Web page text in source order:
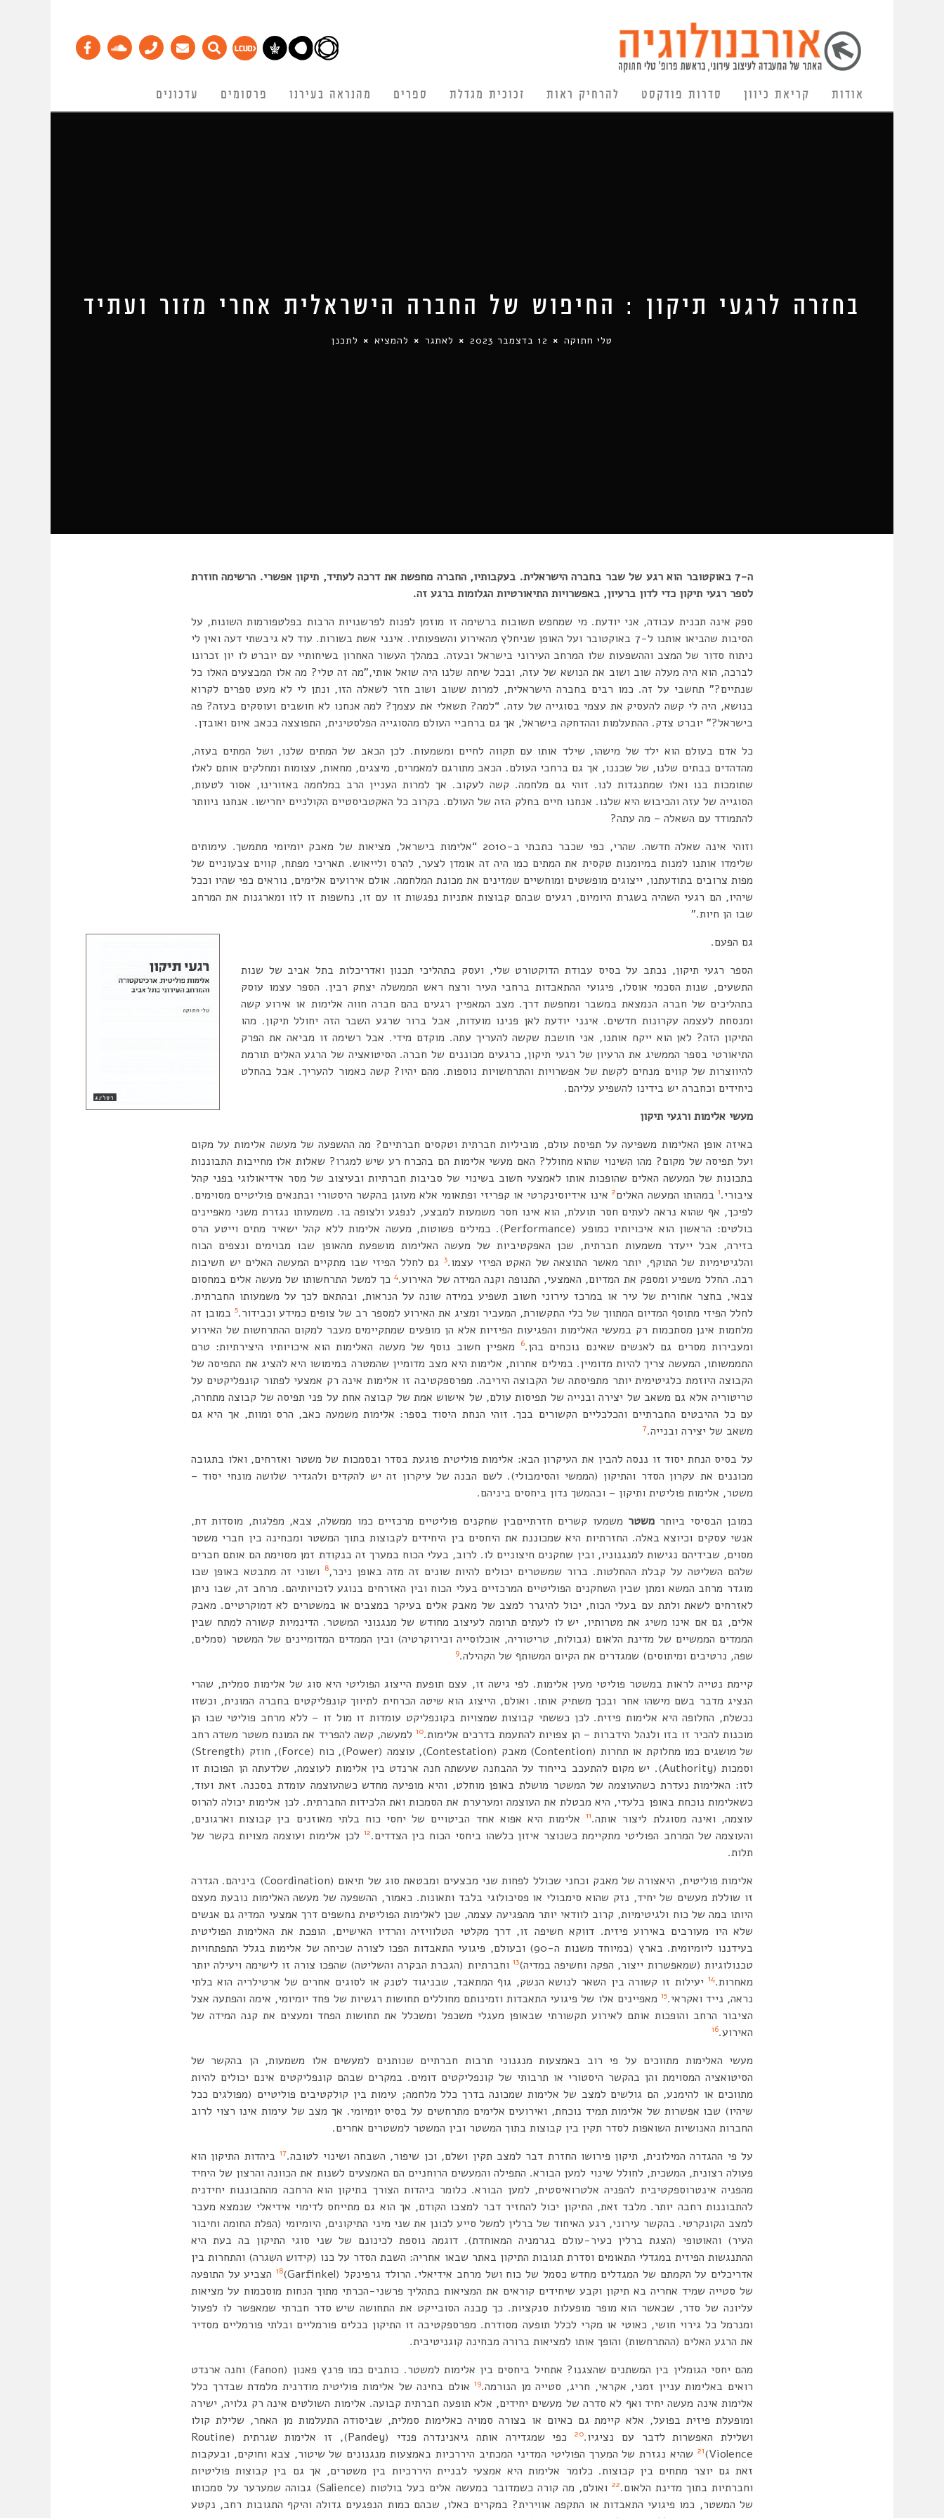
אודות קריאת כיוון סדרות פודקסט להרחיק ראות זכוכית מגדלת ספרים מהנראה בעירנו פרסומים עדכונים
בחזרה לרגעי תיקון : החיפוש של החברה הישראלית אחרי מזור ועתיד
טלי חתוקה 12 בדצמבר 2023 לאתגר להמציא לתכנן
ה-7 באוקטובר הוא רגע של שבר בחברה הישראלית. בעקבותיו, החברה מחפשת את דרכה לעתיד, תיקון אפשרי. הרשימה חוזרת
לספר רגעי תיקון כדי לדון ברעיון, באפשרויות התיאורטיות הגלומות ברגע זה.
ספק אינה תכנית עבודה, אני יודעת. מי שמחפש תשובות ברשימה זו מוזמן לפנות לפרשנויות הרבות בפלטפורמות השונות, על
הסיבות שהביאו אותנו ל-7 באוקטובר ועל האופן שניחלץ מהאירוע והשפעותיו. אינני אשת בשורות. עוד לא גיבשתי דעה ואין לי
ניתוח סדור של המצב וההשפעות שלו המרחב העירוני בישראל ובעזה. במהלך העשור האחרון בשיחותיי עם יוברט לו יון זכרונו
לברכה, הוא היה מעלה שוב ושוב את הנושא של עזה, ובכל שיחה שלנו היה שואל אותי,”מה זה טלי? מה אלו המבצעים האלו כל
שנתיים?” תחשבי על זה. כמו רבים בחברה הישראלית, למרות ששוב ושוב חזר לשאלה הזו, ונתן לי לא מעט ספרים לקרוא
בנושא, היה לי קשה להעסיק את עצמי בסוגייה של עזה. “למה? תשאלי את עצמך? למה אנחנו לא חושבים ועוסקים בעזה? פה
בישראל?” יוברט צדק. ההתעלמות וההדחקה בישראל, אך גם ברחביי העולם מהסוגייה הפלסטינית, התפוצצה בכאב איום ואובדן.
כל אדם בעולם הוא ילד של מישהו, שילד אותו עם תקווה לחיים ומשמעות. לכן הכאב של המתים שלנו, ושל המתים בעזה,
מהדהדים בבתים שלנו, של שכננו, אך גם ברחבי העולם. הכאב מתורגם למאמרים, מיצגים, מחאות, עצומות ומחלקים אותם לאלו
שתומכות בנו ואלו שמתנגדות לנו. זוהי גם מלחמה. קשה לעקוב. אך למרות העניין הרב במלחמה באזורינו, אסור לטעות,
הסוגייה של עזה והכיבוש היא שלנו. אנחנו חיים בחלק הזה של העולם. בקרוב כל האקטביסטיים הקולניים יחרישו. אנחנו ניוותר
להתמודד עם השאלה – מה עתה?
וזוהי אינה שאלה חדשה. שהרי, כפי שכבר כתבתי ב-2010 “אלימות בישראל, מציאות של מאבק יומיומי מתמשך. עימותים
שלימדו אותנו למנות במיומנות טקסית את המתים כמו היה זה אומדן לצער, להרס ולייאוש. תאריכי מפתח, קווים צבעוניים של
מפות צרובים בתודעתנו, ייצוגים מופשטים ומוחשיים שמזינים את מכונת המלחמה. אולם אירועים אלימים, נוראים כפי שהיו וככל
שיהיו, הם רגעי השהיה בשגרת היומיום, רגעים שבהם קבוצות אתניות נפגשות זו עם זו, נחשפות זו לזו ומארגנות את המרחב
שבו הן חיות.”
גם הפעם.
הספר רגעי תיקון, נכתב על בסיס עבודת הדוקטורט שלי, ועסק בתהליכי תכנון ואדריכלות בתל אביב של שנות
התשעים, שנות הסכמי אוסלו, פיגועי ההתאבדות ברחבי העיר ורצח ראש הממשלה יצחק רבין. הספר עצמו עוסק
בתהליכים של חברה הנמצאת במשבר ומחפשת דרך. מצב המאפיין רגעים בהם חברה חווה אלימות או אירוע קשה
ומנסחת לעצמה עקרונות חדשים. אינני יודעת לאן פנינו מועדות, אבל ברור שרגע השבר הזה יחולל תיקון. מהו
התיקון הזה? לאן הוא ייקח אותנו, אני חושבת שקשה להעריך עתה. מוקדם מידי. אבל רשימה זו מביאה את הפרק
התיאורטי בספר הממשיג את הרעיון של רגעי תיקון, כרגעים מכוננים של חברה. הסיטואציה של הרגע האלים תורמת
להיווצרות של קווים מנחים לקשת של אפשרויות והתרחשויות נוספות. מהם יהיו? קשה כאמור להעריך. אבל בהחלט
כיחידים וכחברה יש בידינו להשפיע עליהם.
מעשי אלימות ורגעי תיקון
באיזה אופן האלימות משפיעה על תפיסת עולם, מוביליות חברתית וטקסים חברתיים? מה ההשפעה של מעשה אלימות על מקום
ועל תפיסה של מקום? מהו השינוי שהוא מחולל? האם מעשי אלימות הם בהכרח רע שיש למגרו? שאלות אלו מחייבות התבוננות
בתכונות של המעשה האלים שהופכות אותו לאמצעי חשוב בשינוי של סביבות חברתיות ובעיצוב של מסר אידיאולוגי בפני קהל
ציבורי.1במהותו המעשה האלים2אינו אידיוסינקרטי או קפריזי ופתאומי אלא מעוגן בהקשר היסטורי ובתנאים פוליטיים מסוימים.
לפיכך, אף שהוא נראה לעתים חסר תועלת, הוא אינו חסר משמעות למבצע, לנפגע ולצופה בו. משמעותו נגזרת משני מאפיינים
בולטים: הראשון הוא איכויותיו כמופע (Performance). במילים פשוטות, מעשה אלימות ללא קהל ישאיר מתים וייטע הרס
בזירה, אבל ייעדר משמעות חברתית, שכן האפקטיביות של מעשה האלימות מושפעת מהאופן שבו מבוימים ונצפים הכוח
והלגיטימיות של התוקף, יותר מאשר התוצאה של האקט הפיזי עצמו.3 גם לחלל הפיזי שבו מתקיים המעשה האלים יש חשיבות
רבה. החלל משפיע ומספק את המדיום, האמצעי, התנופה וקנה המידה של האירוע.4כך למשל התרחשותו של מעשה אלים במחסום
צבאי, בחצר אחורית של עיר או במרכז עירוני חשוב תשפיע במידה שונה על הנראות, ובהתאם לכך על משמעותו החברתית.
לחלל הפיזי מתוסף המדיום המתווך של כלי התקשורת, המעביר ומציג את האירוע למספר רב של צופים כמידע וכבידור.5 במובן זה
מלחמות אינן מסתכמות רק במעשי האלימות והפגיעות הפיזיות אלא הן מופעים שמתקיימים מעבר למקום ההתרחשות של האירוע
ומעבירות מסרים גם לאנשים שאינם נוכחים בהן.6
מאפיין חשוב נוסף של מעשה האלימות הוא איכויותיו היצירתיות: טרם
התממשותו, המעשה צריך להיות מדומיין. במילים אחרות, אלימות היא מצב מדומיין שהמטרה במימושו היא להציג את התפיסה של
הקבוצה היוזמת כלגיטימית יותר מתפיסתה של הקבוצה היריבה. מפרספקטיבה זו אלימות אינה רק אמצעי לפתור קונפליקטים על
טריטוריה אלא גם משאב של יצירה ובנייה של תפיסות עולם, של אישוש אמת של קבוצה אחת על פני תפיסה של קבוצה מתחרה,
עם כל ההיבטים החברתיים והכלכליים הקשורים בכך. זוהי הנחת היסוד בספר: אלימות משמעה כאב, הרס ומוות, אך היא גם
משאב של יצירה ובנייה.7
על בסיס הנחת יסוד זו ננסה להבין את העיקרון הבא: אלימות פוליטית פוגעת בסדר ובסמכות של משטר ואזרחים, ואלו בתגובה
מכוננים את עקרון הסדר והתיקון (הממשי והסימבולי). לשם הבנה של עיקרון זה יש להקדים ולהגדיר שלושה מונחי יסוד –
משטר, אלימות פוליטית ותיקון – ובהמשך נדון ביחסים ביניהם.
במובן הבסיסי ביותר משטר משמעו קשרים חזרתייםבין שחקנים פוליטיים מרכזיים כמו ממשלה, צבא, מפלגות, מוסדות דת,
אנשי עסקים וכיוצא באלה. החזרתיות היא שמכוננת את היחסים בין היחידים לקבוצות בתוך המשטר ומבחינה בין חברי משטר
מסוים, שבידיהם נגישות למנגנוניו, ובין שחקנים חיצוניים לו. לרוב, בעלי הכוח במערך זה בנקודת זמן מסוימת הם אותם חברים
שלהם השליטה על קבלת ההחלטות. ברור שמשטרים יכולים להיות שונים זה מזה באופן ניכר,8 ושוני זה מתבטא באופן שבו
מוגדר מרחב המשא ומתן שבין השחקנים הפוליטיים המרכזיים בעלי הכוח ובין האזרחים בנוגע לזכויותיהם. מרחב זה, שבו ניתן
לאזרחים לשאת ולתת עם בעלי הכוח, יכול להיגרר למצב של מאבק אלים בעיקר במצבים או במשטרים לא דמוקרטיים. מאבק
אלים, גם אם אינו משיג את מטרותיו, יש לו לעתים תרומה לעיצוב מחודש של מנגנוני המשטר. הדינמיות קשורה למתח שבין
הממדים הממשיים של מדינת הלאום (גבולות, טריטוריה, אוכלוסייה ובירוקרטיה) ובין הממדים המדומיינים של המשטר (סמלים,
שפה, נרטיבים ומיתוסים) שמגדרים את הקיום המשותף של הקהילה.9
קיימת נטייה לראות במשטר פוליטי מעין אלימות. לפי גישה זו, עצם תופעת הייצוג הפוליטי היא סוג של אלימות סמלית, שהרי
הנציג מדבר בשם מישהו אחר ובכך משתיק אותו. ואולם, הייצוג הוא שיטה הכרחית לתיווך קונפליקטים בחברה המונית, וכשזו
נכשלת, החלופה היא אלימות פיזית. לכן כששתי קבוצות שמצויות בקונפליקט עומדות זו מול זו – ללא מרחב פוליטי שבו הן
מוכנות להכיר זו בזו ולנהל הידברות – הן צפויות להתעמת בדרכים אלימות.10 למעשה, קשה להפריד את המונח משטר משדה רחב
של מושגים כמו מחלוקת או תחרות (Contention) מאבק (Contestation), עוצמה (Power), כוח (Force), חוזק (Strength)
וסמכות (Authority). יש מקום להתעכב בייחוד על ההבחנה שעשתה חנה ארנדט בין אלימות לעוצמה, שלדעתה הן הפוכות זו
לזו: האלימות נעדרת כשהעוצמה של המשטר מושלת באופן מוחלט, והיא מופיעה מחדש כשהעוצמה עומדת בסכנה. זאת ועוד,
כשאלימות נוכחת באופן בלעדי, היא מבטלת את העוצמה ומערערת את הסמכות ואת הלכידות החברתית. לכן אלימות יכולה להרוס
עוצמה, ואינה מסוגלת ליצור אותה.11אלימות היא אפוא אחד הביטויים של יחסי כוח בלתי מאוזנים בין קבוצות וארגונים,
והעוצמה של המרחב הפוליטי מתקיימת כשנוצר איזון כלשהו ביחסי הכוח בין הצדדים.12לכן אלימות ועוצמה מצויות בקשר של
תלות.
אלימות פוליטית, היאצורה של מאבק וכחני שכולל לפחות שני מבצעים ומבטאת סוג של תיאום (Coordination) ביניהם. הגדרה
זו שוללת מעשים של יחיד, נזק שהוא סימבולי או פסיכולוגי בלבד ותאונות. כאמור, ההשפעה של מעשה האלימות נובעת מעצם
היותו במה של כוח ולגיטימיות, קרוב לוודאי יותר מהפגיעה עצמה, שכן לאלימות הפוליטית נחשפים דרך אמצעי המדיה גם אנשים
שלא היו מעורבים באירוע פיזית. דווקא חשיפה זו, דרך מקלטי הטלוויזיה והרדיו האישיים, הופכת את האלימות הפוליטית
בעידננו ליומיומית. בארץ (במיוחד משנות ה-90) ובעולם, פיגועי התאבדות הפכו לצורה שכיחה של אלימות בגלל התפתחויות
טכנולוגיות (שמאפשרות ייצור, הפקה וחשיפה במדיה)13 וחברתיות (הגברת הבקרה והשליטה) שהפכו צורה זו לישימה ויעילה יותר
מאחרות.14 יעילות זו קשורה בין השאר לנושא הנשק, גוף המתאבד, שבניגוד לטנק או לסוגים אחרים של ארטילריה הוא בלתי
נראה, נייד ואקראי.15 מאפיינים אלו של פיגועי התאבדות וזמינותם מחוללים תחושות רגשיות של פחד יומיומי, אימה והפתעה אצל
הציבור הרחב והופכות אותם לאירוע תקשורתי שבאופן מעגלי משכפל ומשכלל את תחושות הפחד ומעצים את קנה המידה של
האירוע.16
מעשי האלימות מתווכים על פי רוב באמצעות מנגנוני תרבות חברתיים שנותנים למעשים אלו משמעות, הן בהקשר של
הסיטואציה המסוימת והן בהקשר היסטורי או תרבותי של קונפליקטים דומים. במקרים שבהם קונפליקטים אינם יכולים להיות
מתווכים או להימנע, הם גולשים למצב של אלימות שמכונה בדרך כלל מלחמה; עימות בין קולקטיבים פוליטיים (מפולגים ככל
שיהיו) שבו אפשרות של אלימות תמיד נוכחת, ואירועים אלימים מתרחשים על בסיס יומיומי. אך מצב של עימות אינו רצוי לרוב
החברות האנושיות השואפות לסדר תקין בין קבוצות בתוך המשטר ובין המשטר למשטרים אחרים.
על פי ההגדרה המילונית, תיקון פירושו החזרת דבר למצב תקין ושלם, וכן שיפור, השבחה ושינוי לטובה.17ביהדות התיקון הוא
פעולה רצונית, המשכית, לחולל שינוי למען הבורא. התפילה והמעשים הרוחניים הם האמצעים לשנות את הכוונה והרצון של היחיד
מהפניה אינטרוספקטיבית להפניה אלטרואיסטית, למען הבורא. כלומר ביהדות הצורך בתיקון הוא הרחבה מהתבוננות יחידנית
להתבוננות רחבה יותר. מלבד זאת, התיקון יכול להחזיר דבר למצבו הקודם, אך הוא גם מתייחס לדימוי אידיאלי שנמצא מעבר
למצב הקונקרטי. בהקשר עירוני, רגע האיחוד של ברלין למשל סייע לכונן את שני מיני התיקונים, היומיומי (הפלת החומה וחיבור
העיר) והאוטופי (הצגת ברלין כעיר-עולם בגרמניה המאוחדת). דוגמה נוספת לכינונם של שני סוגי התיקון בה בעת היא
ההתנגשות הפיזית במגדלי התאומים וסדרת תגובות התיקון באתר שבאו אחריה: השבת הסדר על כנו (קידוש השִגרה) והתחרות בין
אדריכלים על הקמתם של המגדלים מחדש כסמל של כוח ושל מרחב אידיאלי. הרולד גרפינקל (Garfinkel)
18הצביע על התופעה
של סטייה שמיד אחריה בא תיקון וקבע שיחידים קוראים את המציאות בתהליך פרשני-הכרתי מתוך הנחות מוסכמות על מציאות
עליונה של סדר, שכאשר הוא מופר מופעלות סנקציות. כך מַבנה הסובייקט את התחושה שיש סדר חברתי שמאפשר לו לפעול
ומנרמל כל גירוי חושי, כאוטי או מקרי לכלל תופעה מסודרת. מפרספקטיבה זו התיקון בכלים פורמליים ובלתי פורמליים מסדיר
את הרגע האלים (ההתרחשות) והופך אותו למציאות ברורה מבחינה קוגניטיבית.
מהם יחסי הגומלין בין המשתנים שהצגנו? אתחיל ביחסים בין אלימות למשטר. כותבים כמו פרנץ פאנון (Fanon) וחנה ארנדט
רואים באלימות עניין זמני, אקראי, חריג, סטייה מן הנורמה.19אולם בחינה של אלימות פוליטית מודרנית מלמדת שבדרך כלל
אלימות אינה מעשה יחיד ואף לא סדרה של מעשים יחידים, אלא תופעה חברתית קבועה. אלימות השולטים אינה רק גלויה, ישירה
ומופעלת פיזית בפועל, אלא קיימת גם כאיום או בצורה סמויה כאלימות סמלית, שביסודה התעלמות מן האחר, שלילת קולו
ושלילת האפשרות לדבר עם נציגיו.20
כפי שמגדירה אותה גיאנינדרה פנדי (Pandey), זו אלימות שגרתית (Routine
Violence)
21 שהיא נגזרת של המערך הפוליטי המדיני המכתיב היררכיות באמצעות מנגנונים של שיטור, צבא וחוקים, ובעקבות
זאת גם יוצר מתחים בין קבוצות. כלומר אלימות היא אמצעי לבניית היררכיות בין משטרים, אך גם בין קבוצות פוליטיות
וחברתיות בתוך מדינת הלאום.22
ואולם, מה קורה כשמדובר במעשה אלים בעל בולטות (Salience) גבוהה שמערער על סמכותו
של המשטר, כמו פיגועי התאבדות או התקפה אווירית? במקרים כאלו, שבהם כמות הנפגעים גדולה והיקף התגובות רחב, נקטע